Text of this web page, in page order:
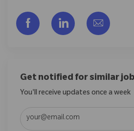
Compartilhar viaCompartilhar via
Get notified for similar
You'll receive updates once a week